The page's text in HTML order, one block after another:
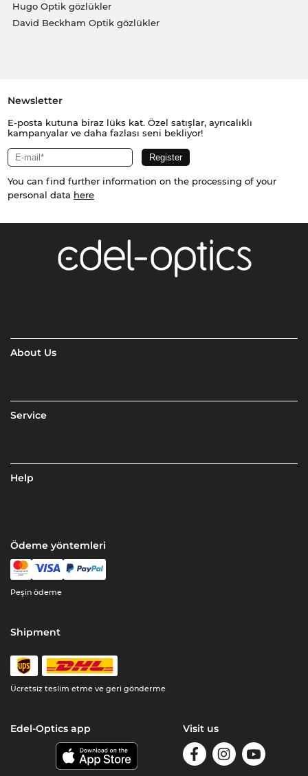
Hugo Optik gözlükler
David Beckham Optik gözlükler
Newsletter
E-posta kutuna biraz lüks kat. Özel satışlar, ayrıcalıklı
kampanyalar ve daha fazlası seni bekliyor!
You can find further information on the processing of your
personal data here
About Us
Service
Help
Ödeme yöntemleri
Peşin ödeme
Shipment
Ücretsiz teslim etme ve geri gönderme
Edel-Optics app Visit us